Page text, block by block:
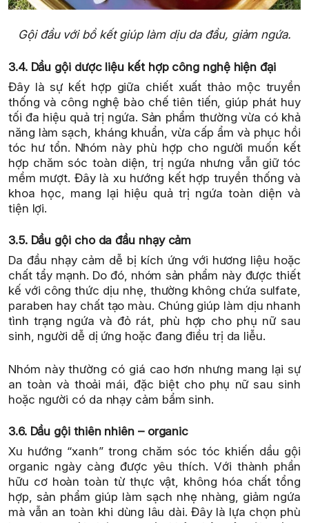
Gội đầu với bồ kết giúp làm dịu da đầu, giảm ngứa.
3.4. Dầu gội dược liệu kết hợp công nghệ hiện đại
Đây là sự kết hợp giữa chiết xuất thảo mộc truyền
thống và công nghệ bào chế tiên tiến, giúp phát huy
tối đa hiệu quả trị ngứa. Sản phẩm thường vừa có khả
năng làm sạch, kháng khuẩn, vừa cấp ẩm và phục hồi
tóc hư tổn. Nhóm này phù hợp cho người muốn kết
hợp chăm sóc toàn diện, trị ngứa nhưng vẫn giữ tóc
mềm mượt. Đây là xu hướng kết hợp truyền thống và
khoa học, mang lại hiệu quả trị ngứa toàn diện và
tiện lợi.
3.5. Dầu gội cho da đầu nhạy cảm
Da đầu nhạy cảm dễ bị kích ứng với hương liệu hoặc
chất tẩy mạnh. Do đó, nhóm sản phẩm này được thiết
kế với công thức dịu nhẹ, thường không chứa sulfate,
paraben hay chất tạo màu. Chúng giúp làm dịu nhanh
tình trạng ngứa và đỏ rát, phù hợp cho phụ nữ sau
sinh, người dễ dị ứng hoặc đang điều trị da liễu.
Nhóm này thường có giá cao hơn nhưng mang lại sự
an toàn và thoải mái, đặc biệt cho phụ nữ sau sinh
hoặc người có da nhạy cảm bẩm sinh.
3.6. Dầu gội thiên nhiên – organic
Xu hướng “xanh” trong chăm sóc tóc khiến dầu gội
organic ngày càng được yêu thích. Với thành phần
hữu cơ hoàn toàn từ thực vật, không hóa chất tổng
hợp, sản phẩm giúp làm sạch nhẹ nhàng, giảm ngứa
mà vẫn an toàn khi dùng lâu dài. Đây là lựa chọn phù